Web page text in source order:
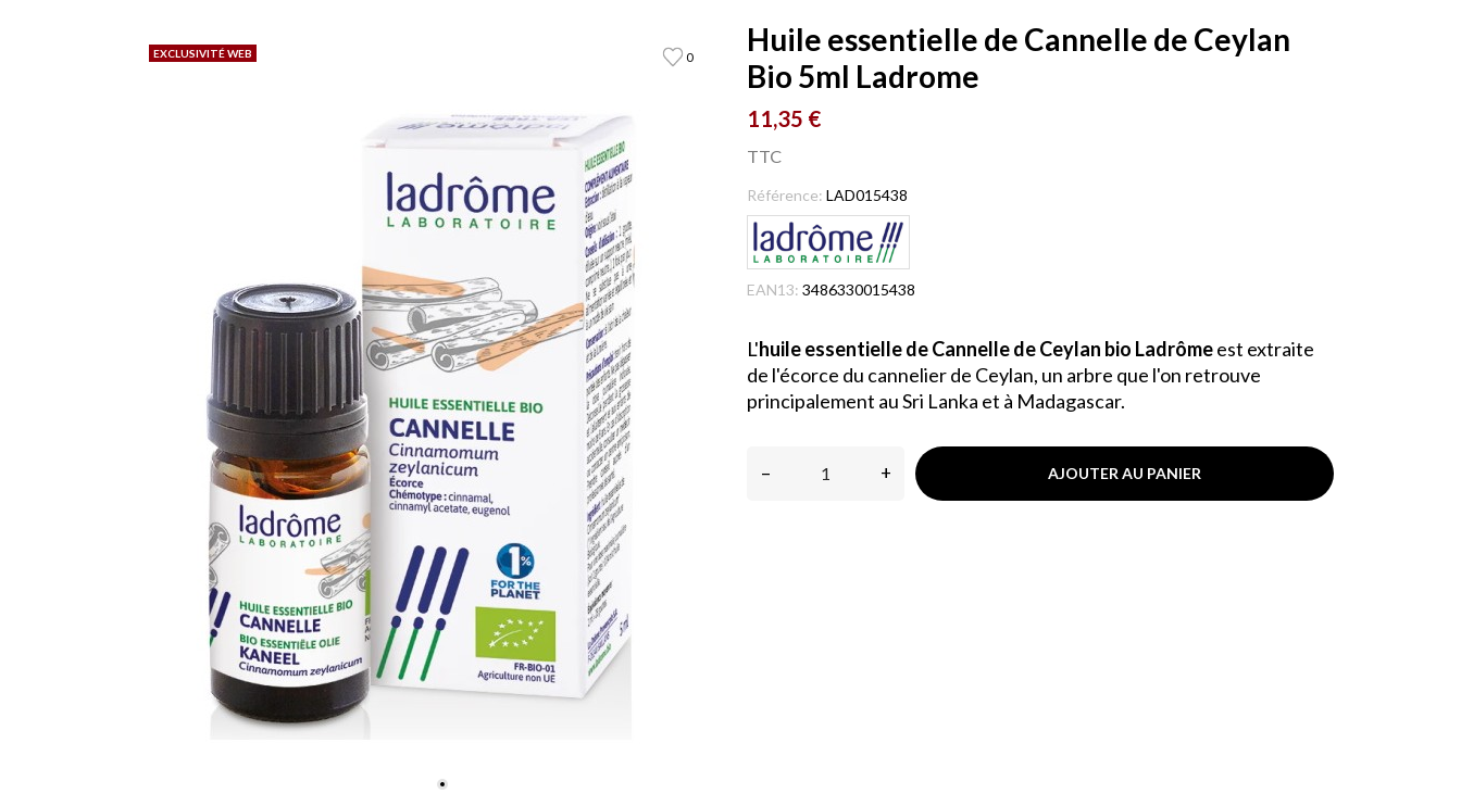
0
EXCLUSIVITÉ WEB
Huile essentielle de Cannelle de Ceylan
Bio 5ml Ladrome
11,35 €
TTC
Référence: LAD015438
EAN13: 3486330015438
L'huile essentielle de Cannelle de Ceylan bio Ladrômeest extraite
de l'écorce du cannelier de Ceylan, un arbre que l'on retrouve
principalement au Sri Lanka et à Madagascar.
– + AJOUTER AU PANIER